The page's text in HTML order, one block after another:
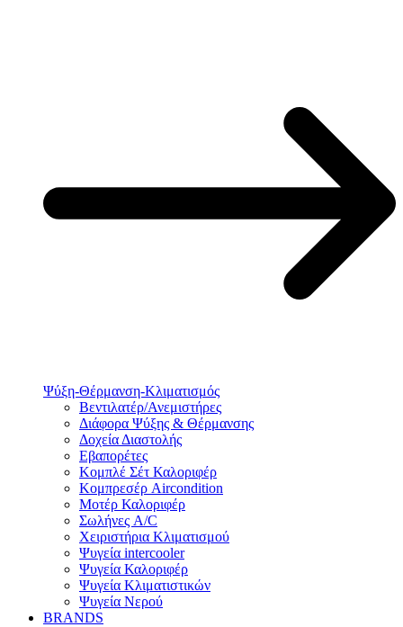
Ψύξη-Θέρμανση-Κλιματισμός
Βεντιλατέρ/Ανεμιστήρες
Διάφορα Ψύξης & Θέρμανσης
Δοχεία Διαστολής
Εβαπορέτες
Κομπλέ Σέτ Καλοριφέρ
Κομπρεσέρ Aircondition
Μοτέρ Καλοριφέρ
Σωλήνες A/C
Χειριστήρια Κλιματισμού
Ψυγεία intercooler
Ψυγεία Καλοριφέρ
Ψυγεία Κλιματιστικών
Ψυγεία Νερού
BRANDS